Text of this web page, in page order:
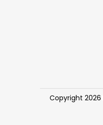
Copyright 2026